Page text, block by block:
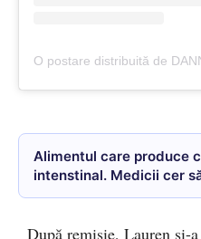
Alimentul care produce
intenstinal. Medicii cer
urgent de pe piață
După remisie, Lauren și-